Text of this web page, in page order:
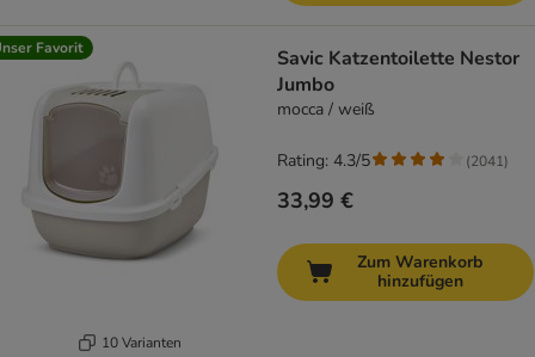
Favorit
10 Varianten
Savic Katzentoilette Nestor
Jumbo
mocca / weiß
33,99 €
Rating: 4.3/5 (2041)
Zum Warenkorb
hinzufügen